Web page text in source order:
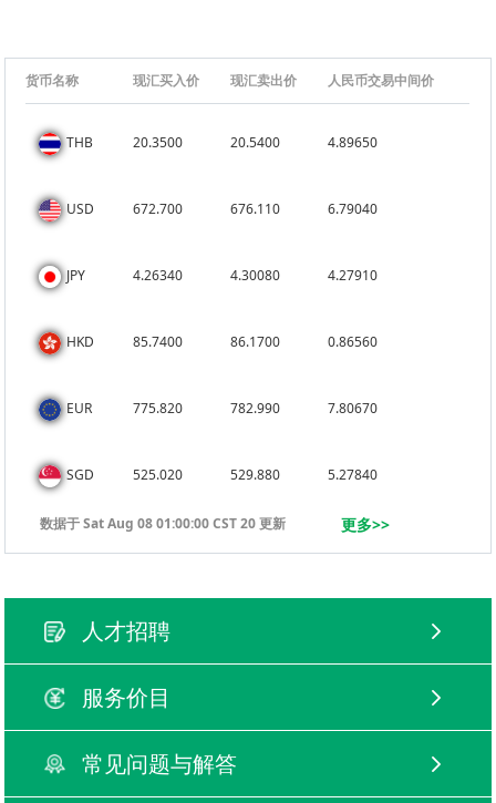
货币名称
THB
USD
JPY
HKD
EUR
SGD
现汇买入价
20.3500
672.700
4.26340
85.7400
775.820
525.020
现汇卖出价
20.5400
676.110
4.30080
86.1700
782.990
529.880
人民币交易中间价
4.89650
6.79040
4.27910
0.86560
7.80670
5.27840
数据于 Sat Aug 08 01:00:00 CST 20 更新 更多>>
人才招聘
服务价目
常见问题与解答